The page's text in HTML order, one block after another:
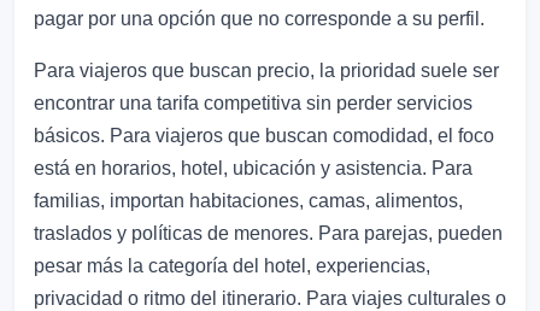
pagar por una opción que no corresponde a su perfil.
Para viajeros que buscan precio, la prioridad suele ser
encontrar una tarifa competitiva sin perder servicios
básicos. Para viajeros que buscan comodidad, el foco
está en horarios, hotel, ubicación y asistencia. Para
familias, importan habitaciones, camas, alimentos,
traslados y políticas de menores. Para parejas, pueden
pesar más la categoría del hotel, experiencias,
privacidad o ritmo del itinerario. Para viajes culturales o